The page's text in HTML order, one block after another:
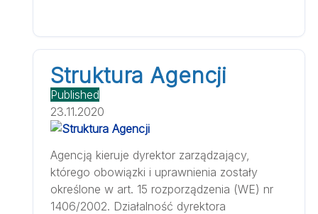
Struktura Agencji
Published
23.11.2020
Agencją kieruje dyrektor zarządzający,
którego obowiązki i uprawnienia zostały
określone w art. 15 rozporządzenia (WE) nr
1406/2002. Działalność dyrektora